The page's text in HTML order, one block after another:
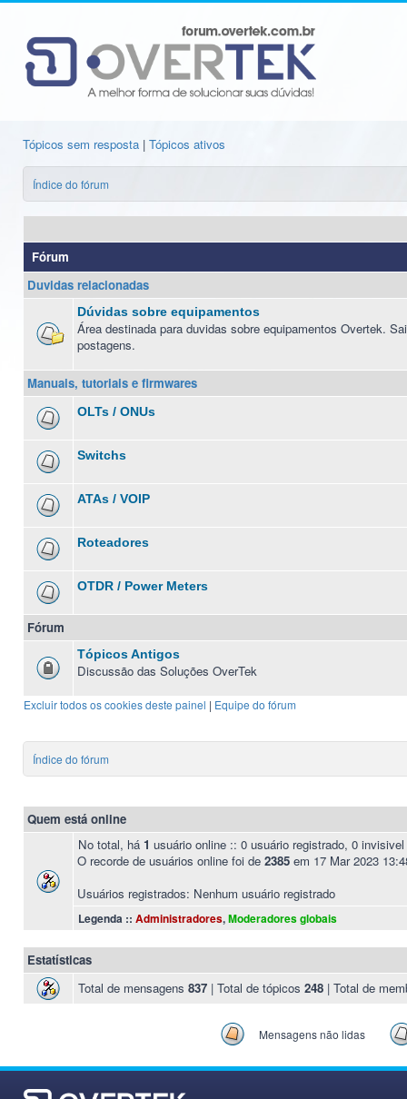
Tópicos sem resposta | Tópicos ativos
Índice do fórum
Fórum
Duvidas relacionadas
Dúvidas sobre equipamentos
Área destinada para duvidas sobre equipamentos Overtek.
postagens.
Manuais, tutoriais e firmwares
OLTs / ONUs
Switchs
ATAs / VOIP
Roteadores
OTDR / Power Meters
Fórum
Tópicos Antigos
Discussão das Soluções OverTek
Excluir todos os cookies deste painel | Equipe do fórum
Índice do fórum
Quem está online
No total, há 1 usuário online :: 0 usuário registrado, 0
O recorde de usuários online foi de 2385 em 17 Mar 2023
Usuários registrados: Nenhum usuário registrado
Legenda :: Administradores,Moderadores globais
Estatísticas
Total de mensagens 837 | Total de tópicos 248 | Total de
Mensagens não lidas